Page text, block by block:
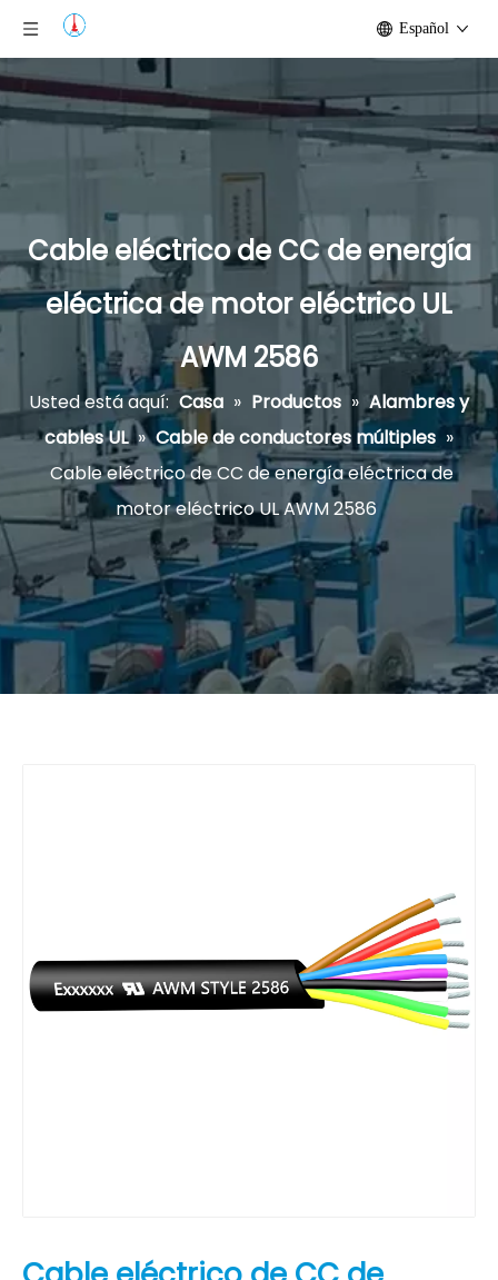
Español
Cable eléctrico de CC de energía
eléctrica de motor eléctrico UL
AWM 2586
Usted está aquí: Casa » Productos » Alambres y
cables UL » Cable de conductores múltiples »
Cable eléctrico de CC de energía eléctrica de
motor eléctrico UL AWM 2586